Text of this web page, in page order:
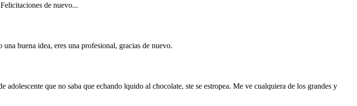
de nuevo...
buena idea, eres una profesional, gracias de nuevo.
que no saba que echando lquido al chocolate, ste se estropea. Me ve cualquiera de los grandes y